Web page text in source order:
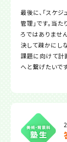
最後に、「スケ
管理」です。当
ろではありませ
決して疎かにし
課題に向けて計
へと繋げたいです